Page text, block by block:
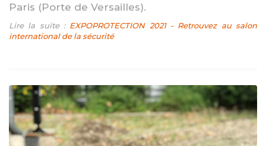
Paris (Porte de Versailles).
Lire la suite : EXPOPROTECTION 2021 - Retrouvez au salon
international de la sécurité